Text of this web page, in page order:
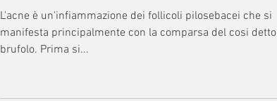
L'acne è un'infiammazione dei follicoli pilosebacei che si
manifesta principalmente con la comparsa del cosi detto
brufolo. Prima si...